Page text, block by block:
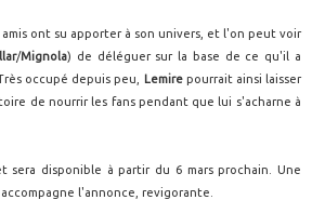
ont su apporter à son univers, et l'on peut voir
/Mignola) de déléguer sur la base de ce qu'il a
occupé depuis peu,
Lemirepourrait ainsi laisser
de nourrir les fans pendant que lui s'acharne à
disponible à partir du 6 mars prochain. Une
accompagne l'annonce, revigorante.